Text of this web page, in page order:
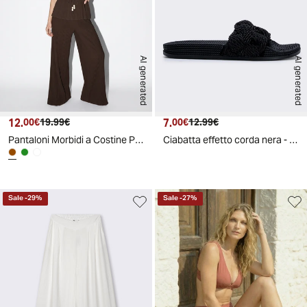
AI generated
Prezzo attuale
12.00€ Prezzo originale
19.99€
Pantaloni Morbidi a Costine Plissettati - Moro
AI generated
Prezzo attuale
7.00€ Prezzo originale
12.99€
Ciabatta effetto corda nera - Nero
Sale-29% Sale-27%